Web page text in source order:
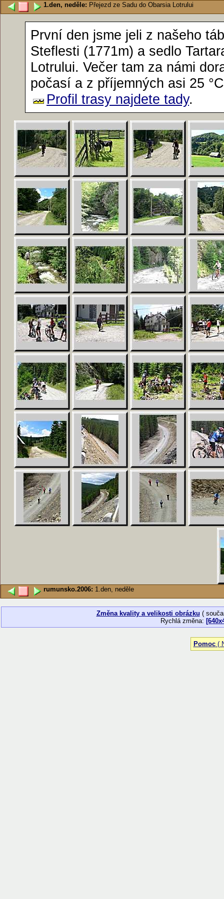
1.den, neděle: Přejezd ze Sadu do Obarsia Lotrului
První den jsme jeli z našeho
Steflesti (1771m) a sedlo
Lotrului. Večer tam za námi
počasí a z příjemných asi 25
Profil trasy najdete tady.
rumunsko.2006: 1.den, neděle
Změna kvality a velikosti obrázku (
Rychlá změna:
Pomoc(